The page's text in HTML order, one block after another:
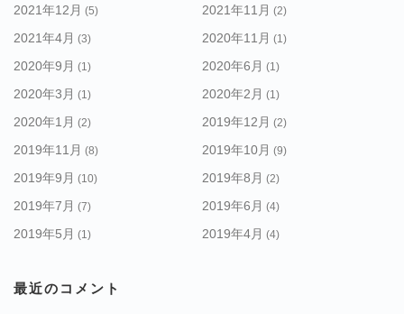
2021年12月 (5) 2021年11月 (2)
2021年4月 (3) 2020年11月 (1)
2020年9月 (1) 2020年6月 (1)
2020年3月 (1) 2020年2月 (1)
2020年1月 (2) 2019年12月 (2)
2019年11月 (8) 2019年10月 (9)
2019年9月 (10) 2019年8月 (2)
2019年7月 (7) 2019年6月 (4)
2019年5月 (1) 2019年4月 (4)
最近のコメント